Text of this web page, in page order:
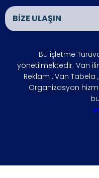
Van Matbaa
Van Organizasyon
İLETİŞİM
BİZE ULAŞIN
Hafta
Bu işletme
yönetilmektedir. Van
Reklam , Van Tabela
Organizasyon